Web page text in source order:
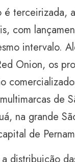
é terceirizada,
com
intervalo.
Onion, os
de
na grande
de